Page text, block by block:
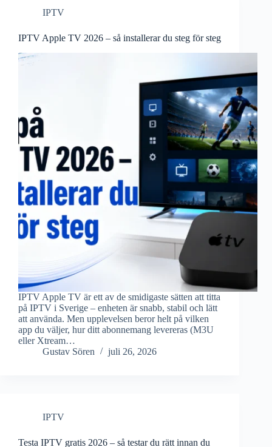
IPTV
IPTV Apple TV 2026 – så installerar du steg för steg
IPTV Apple TV är ett av de smidigaste sätten att titta
på IPTV i Sverige – enheten är snabb, stabil och lätt
att använda. Men upplevelsen beror helt på vilken
app du väljer, hur ditt abonnemang levereras (M3U
eller Xtream…
Gustav Sören
juli 26, 2026
IPTV
Testa IPTV gratis 2026 – så testar du rätt innan du